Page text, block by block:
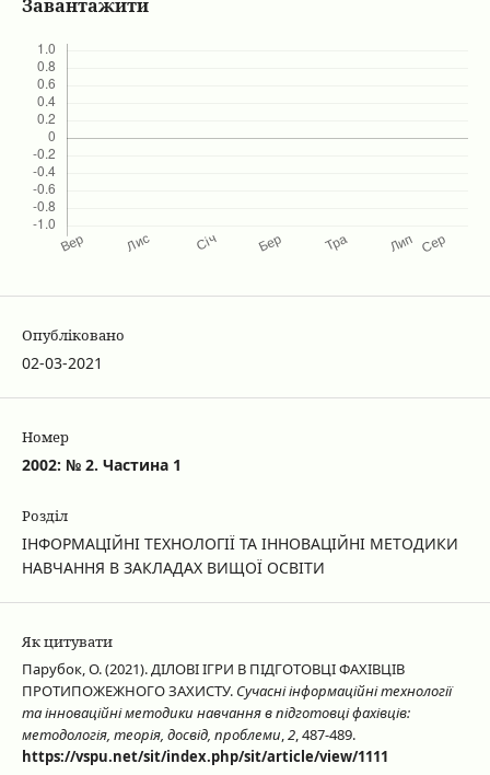
Завантажити
Опубліковано
02-03-2021
Номер
2002: № 2. Частина 1
Розділ
ІНФОРМАЦІЙНІ ТЕХНОЛОГІЇ ТА ІННОВАЦІЙНІ МЕТОДИКИ
НАВЧАННЯ В ЗАКЛАДАХ ВИЩОЇ ОСВІТИ
Як цитувати
Парубок, О. (2021). ДІЛОВІ ІГРИ В ПІДГОТОВЦІ ФАХІВЦІВ
ПРОТИПОЖЕЖНОГО ЗАХИСТУ. Сучасні інформаційні технології
та інноваційні методики навчання в підготовці фахівців:
методологія, теорія, досвід, проблеми,2, 487-489.
https://vspu.net/sit/index.php/sit/article/view/1111